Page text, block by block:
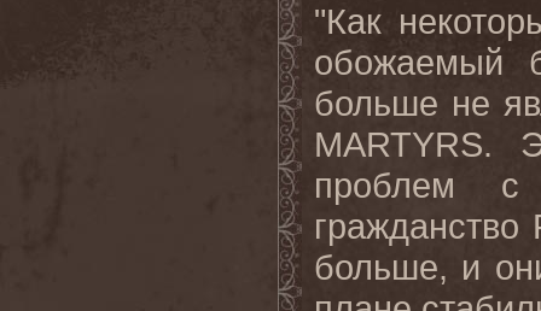
"Как
обожаемый
больше не
MARTYRS.
проблем с
гражданство
больше, и